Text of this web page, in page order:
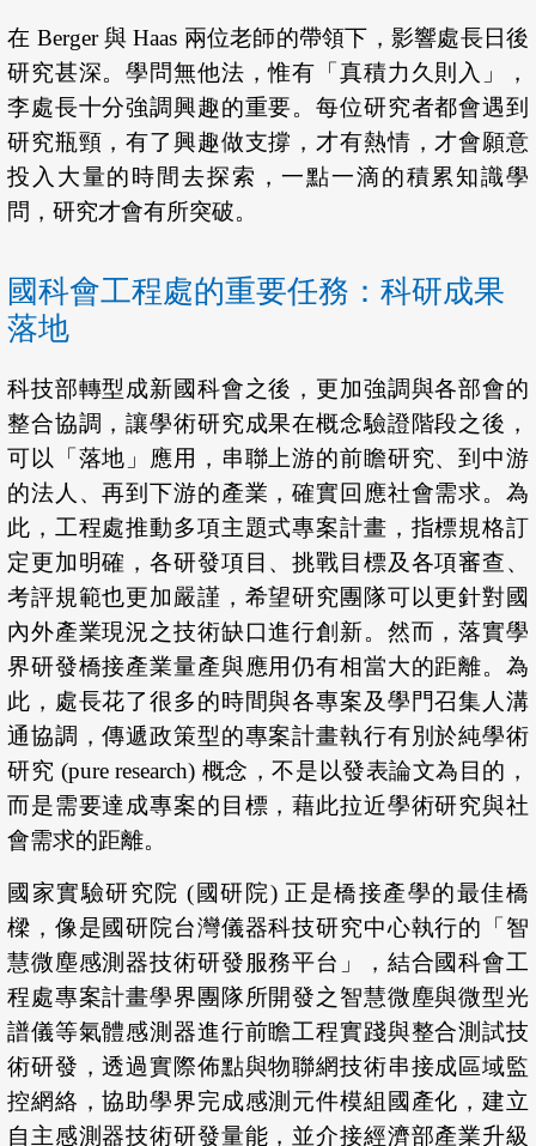
在 Berger 與 Haas 兩位老師的帶領下，影響處長日後
研究甚深。學問無他法，惟有「真積力久則入」，
李處長十分強調興趣的重要。每位研究者都會遇到
研究瓶頸，有了興趣做支撐，才有熱情，才會願意
投入大量的時間去探索，一點一滴的積累知識學
問，研究才會有所突破。
國科會工程處的重要任務：科研成果
落地
科技部轉型成新國科會之後，更加強調與各部會的
整合協調，讓學術研究成果在概念驗證階段之後，
可以「落地」應用，串聯上游的前瞻研究、到中游
的法人、再到下游的產業，確實回應社會需求。為
此，工程處推動多項主題式專案計畫，指標規格訂
定更加明確，各研發項目、挑戰目標及各項審查、
考評規範也更加嚴謹，希望研究團隊可以更針對國
內外產業現況之技術缺口進行創新。然而，落實學
界研發橋接產業量產與應用仍有相當大的距離。為
此，處長花了很多的時間與各專案及學門召集人溝
通協調，傳遞政策型的專案計畫執行有別於純學術
研究 (pure research) 概念，不是以發表論文為目的，
而是需要達成專案的目標，藉此拉近學術研究與社
會需求的距離。
國家實驗研究院 (國研院) 正是橋接產學的最佳橋
樑，像是國研院台灣儀器科技研究中心執行的「智
慧微塵感測器技術研發服務平台」，結合國科會工
程處專案計畫學界團隊所開發之智慧微塵與微型光
譜儀等氣體感測器進行前瞻工程實踐與整合測試技
術研發，透過實際佈點與物聯網技術串接成區域監
控網絡，協助學界完成感測元件模組國產化，建立
自主感測器技術研發量能，並介接經濟部產業升級